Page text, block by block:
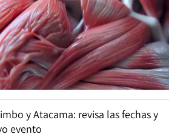
y Atacama: revisa las fechas y
evento